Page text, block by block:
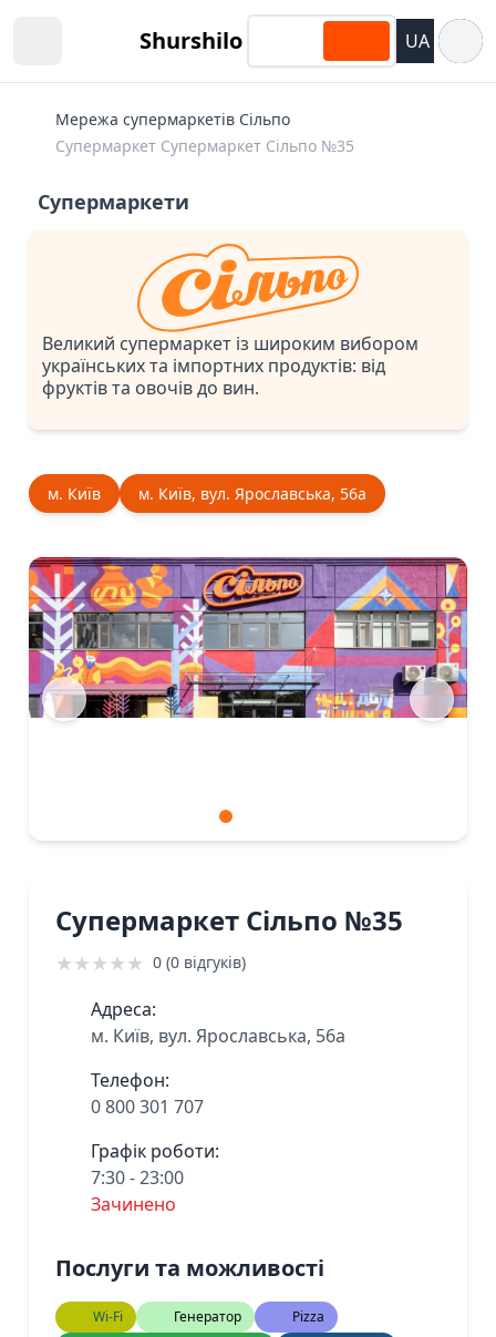
Shurshilo UA
Мережа супермаркетів Сільпо
Супермаркет Супермаркет Сiльпо №35
Супермаркети
Великий супермаркет із широким вибором
українських та імпортних продуктів: від
фруктів та овочів до вин.
м. Київ м. Київ, вул. Ярославська, 56а
Супермаркет Сiльпо №35
★★★★★ 0 (0 відгуків)
Адреса:
м. Київ, вул. Ярославська, 56а
Телефон:
0 800 301 707
Графік роботи:
7:30 - 23:00
Зачинено
Послуги та можливості
Wi-Fi Генератор
Pizza